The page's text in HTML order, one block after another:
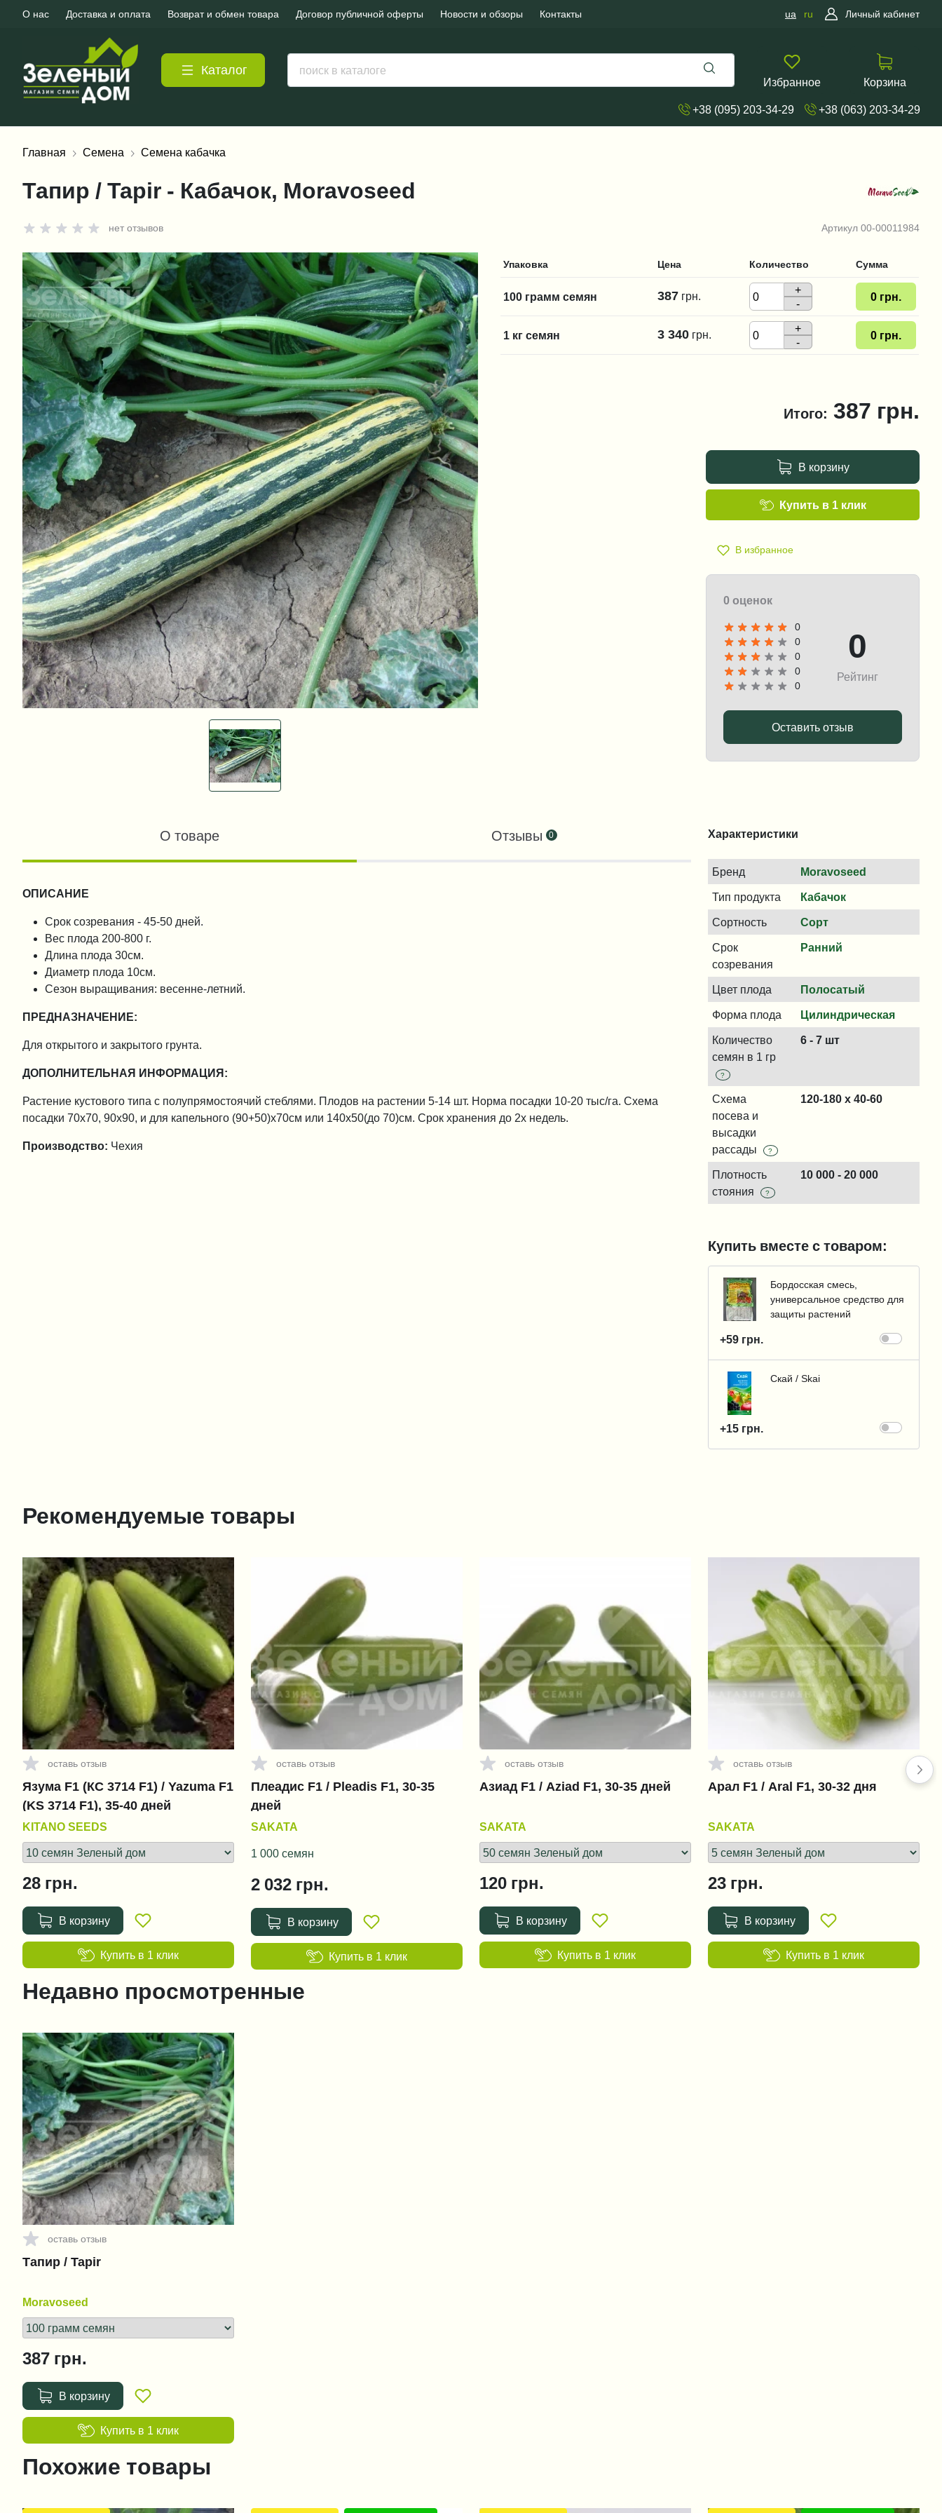
О нас Доставка и оплата Возврат и обмен товара Договор публичной оферты Новости и обзоры Контакты ua ru Личный кабинет
Каталог
Избранное Корзина
+38 (095) 203-34-29 +38 (063) 203-34-29
Главная Семена Семена кабачка
Артикул 00-00011984
Тапир / Tapir - Кабачок, Moravoseed
нет отзывов
Упаковка Цена Количество Сумма
100 грамм семян 387 грн.
+
-
0 грн.
1 кг семян 3 340 грн.
+
-
0 грн.
Итого: 387 грн.
В корзину
В избранное
Купить в 1 клик
0 оценок
0
0
0
0
0
0
Рейтинг
Оставить отзыв
Характеристики
Бренд Moravoseed
Тип продукта Кабачок
Сортность Сорт
Срок
созревания
Ранний
Цвет плода Полосатый
Форма плода Цилиндрическая
Количество
семян в 1 гр
?
6 - 7 шт
Схема
посева и
высадки
рассады
?
120-180 x 40-60
Плотность
стояния
?
10 000 - 20 000
Купить вместе с товаром:
Бордосская смесь,
универсальное средство для
защиты растений
+59 грн.
Скай / Skai
+15 грн.
О товаре Отзывы 0
ОПИСАНИЕ
Срок созревания - 45-50 дней.
Вес плода 200-800 г.
Длина плода 30см.
Диаметр плода 10см.
Сезон выращивания: весенне-летний.
ПРЕДНАЗНАЧЕНИЕ:
Для открытого и закрытого грунта.
ДОПОЛНИТЕЛЬНАЯ ИНФОРМАЦИЯ:
Растение кустового типа с полупрямостоячий стеблями. Плодов на растении 5-14 шт. Норма посадки 10-20 тыс/га. Схема
посадки 70х70, 90х90, и для капельного (90+50)х70см или 140х50(до 70)см. Срок хранения до 2х недель.
Производство: Чехия
Рекомендуемые товары
оставь отзыв
Язума F1 (КС 3714 F1) / Yazuma F1
(KS 3714 F1), 35-40 дней
KITANO SEEDS
28 грн.
В корзину
Купить в 1 клик
оставь отзыв
Плеадис F1 / Pleadis F1, 30-35
дней
SAKATA
1 000 семян
2 032 грн.
В корзину
Купить в 1 клик
оставь отзыв
Азиад F1 / Aziad F1, 30-35 дней
SAKATA
120 грн.
В корзину
Купить в 1 клик
оставь отзыв
Арал F1 / Aral F1, 30-32 дня
SAKATA
23 грн.
В корзину
Купить в 1 клик
Недавно просмотренные
оставь отзыв
Тапир / Tapir
Moravoseed
387 грн.
В корзину
Купить в 1 клик
Похожие товары